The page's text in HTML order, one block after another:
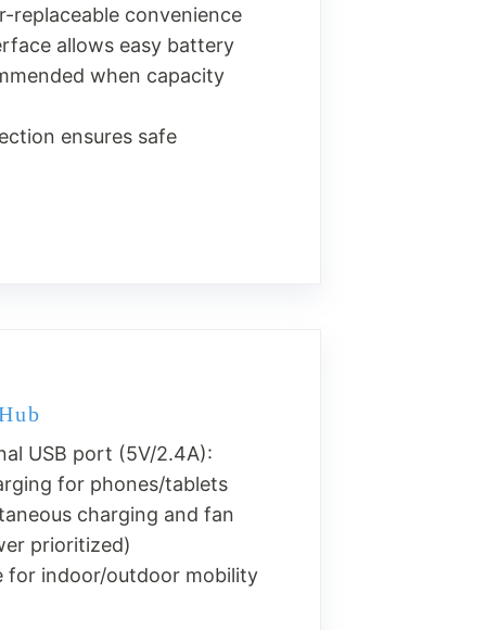
replaceable convenience
allows easy battery
when capacity
ensures safe
USB port (5V/2.4A):
for phones/tablets
charging and fan
prioritized)
for indoor/outdoor mobility